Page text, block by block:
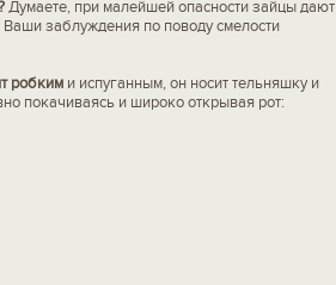
Думаете, при малейшей опасности зайцы дают
заблуждения по поводу смелости
робким и испуганным, он носит тельняшку и
покачиваясь и широко открывая рот: